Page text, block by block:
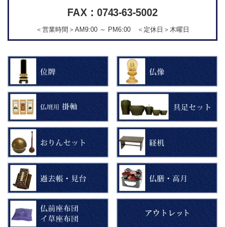
FAX：0743-63-5002
＜営業時間＞AM9:00 ～ PM6:00 ＜定休日＞木曜日